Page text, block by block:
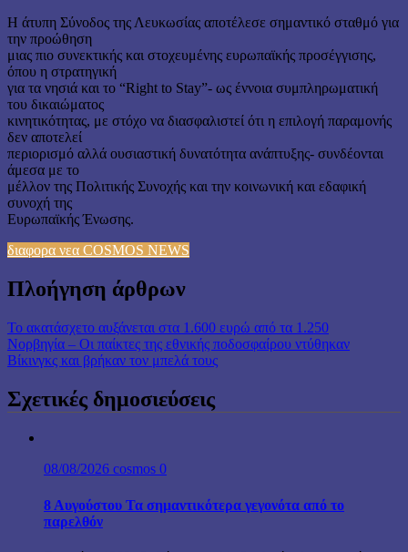
Η άτυπη Σύνοδος της Λευκωσίας αποτέλεσε σημαντικό σταθμό για
την προώθηση
μιας πιο συνεκτικής και στοχευμένης ευρωπαϊκής προσέγγισης,
όπου η στρατηγική
για τα νησιά και το “Right to Stay”- ως έννοια συμπληρωματική
του δικαιώματος
κινητικότητας, με στόχο να διασφαλιστεί ότι η επιλογή παραμονής
δεν αποτελεί
περιορισμό αλλά ουσιαστική δυνατότητα ανάπτυξης- συνδέονται
άμεσα με το
μέλλον της Πολιτικής Συνοχής και την κοινωνική και εδαφική
συνοχή της
Ευρωπαϊκής Ένωσης.
διαφορα νεα COSMOS NEWS
Πλοήγηση άρθρων
Το ακατάσχετο αυξάνεται στα 1.600 ευρώ από τα 1.250
Νορβηγία – Οι παίκτες της εθνικής ποδοσφαίρου ντύθηκαν
Βίκινγκς και βρήκαν τον μπελά τους
Σχετικές δημοσιεύσεις
08/08/2026 cosmos 0
8 Αυγούστου Τα σημαντικότερα γεγονότα από το
παρελθόν